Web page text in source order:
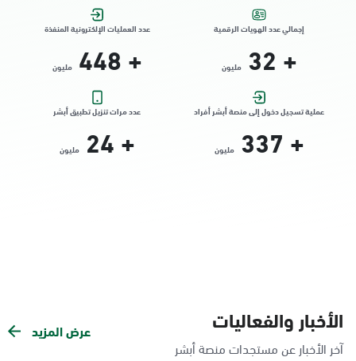
الدمام, الدمام - بنده حي الجامعيين
الأحد - الخميس (08:00-14:30)
التوجه للموقع
الدمام, الدمام - الشاطئ مول
الأحد - الخميس (08:00-14:30)
الدمام, الدمام - لولو مول
الأحد - الخميس (08:00-14:30)
إجمالي عدد الهويات الرقمية
+
32 مليون
عدد العمليات الإلكترونية المنفذة
+
448 مليون
عملية تسجيل دخول إلى منصة أبشر أفراد
+
337 مليون
عدد مرات تنزيل تطبيق أبشر
+
24 مليون
الأخبار والفعاليات
آخر الأخبار عن مستجدات منصة أبشر
عرض المزيد